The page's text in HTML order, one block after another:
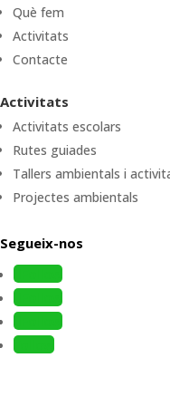
Què fem
Activitats
Contacte
Activitats
Activitats escolars
Rutes guiades
Tallers ambientals i
Projectes ambientals
Segueix-nos
Follow
Follow
Follow
Follow